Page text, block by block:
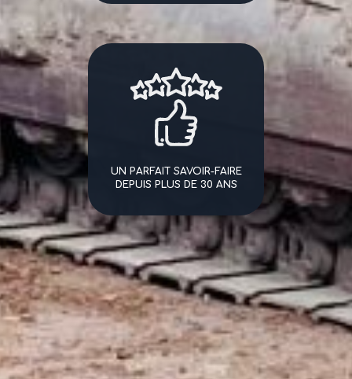
UN PARFAIT SAVOIR-FAIRE
DEPUIS PLUS DE 30 ANS